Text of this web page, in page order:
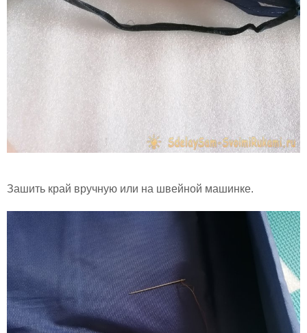
Зашить край вручную или на швейной машинке.